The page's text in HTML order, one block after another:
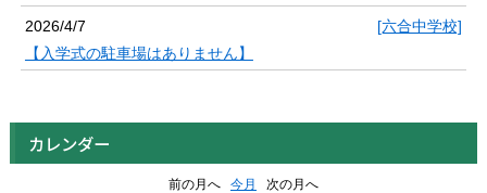
2026/4/7
[六合中学校]
【入学式の駐車場はありません】
カレンダー
前の月へ 今月 次の月へ